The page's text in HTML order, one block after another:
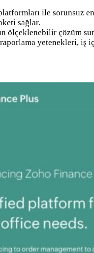
ile sorunsuz
sağlar.
ölçeklenebilir çözüm
yetenekleri, iş